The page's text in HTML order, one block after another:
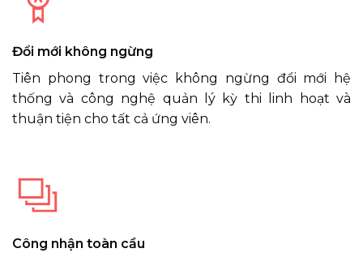
Đổi mới không ngừng
Tiên phong trong việc không ngừng đổi mới hệ
thống và công nghệ quản lý kỳ thi linh hoạt và
thuận tiện cho tất cả ứng viên.
Công nhận toàn cầu